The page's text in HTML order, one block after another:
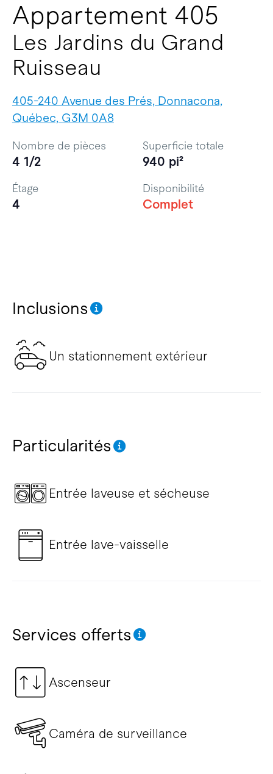
Appartement 405
Les Jardins du Grand
Ruisseau
405-240 Avenue des Prés, Donnacona,
Québec, G3M 0A8
Inclusions
Un stationnement extérieur
Particularités
Entrée laveuse et sécheuse
Entrée lave-vaisselle
Services offerts
Ascenseur
Caméra de surveillance
Nombre de pièces
4 1/2
Superficie totale
940 pi²
Étage
4
Disponibilité
Complet